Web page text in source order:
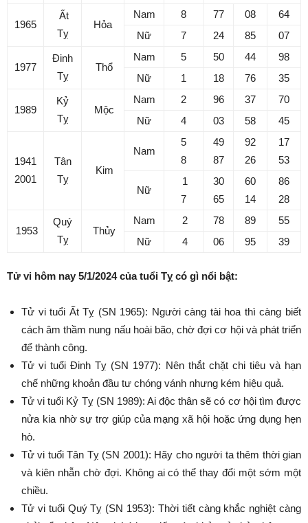
1965
Ất
Tỵ
Hỏa
Nam 8 77 08
64
Nữ
7 24 85 07
1977
Đinh
Tỵ
Thổ
Nam 5 50 44
98
Nữ
1 18 76 35
1989
Kỷ
Tỵ
Mộc
Nam 2 96 37
70
Nữ
4 03 58 45
1941
2001
Tân
Tỵ
Kim
Nam
5
8
49
87
92
26
17
53
Nữ
1
7
30
65
60
14
86
28
1953
Quý
Tỵ
Thủy
Nam 2 78 89
55
Nữ
4 06 95 39
Tử vi hôm nay 5/1/2024 của tuổi Tỵ có gì nổi bật:
Tử vi tuổi Ất Tỵ (SN 1965): Người càng tài hoa thì càng biết
cách âm thầm nung nấu hoài bão, chờ đợi cơ hội và phát triển
để thành công.
Tử vi tuổi Đinh Tỵ (SN 1977): Nên thắt chặt chi tiêu và hạn
chế những khoản đầu tư chóng vánh nhưng kém hiệu quả.
Tử vi tuổi Kỷ Tỵ (SN 1989): Ai độc thân sẽ có cơ hội tìm được
nửa kia nhờ sự trợ giúp của mạng xã hội hoặc ứng dụng hẹn
hò.
Tử vi tuổi Tân Tỵ (SN 2001): Hãy cho người ta thêm thời gian
và kiên nhẫn chờ đợi. Không ai có thể thay đổi một sớm một
chiều.
Tử vi tuổi Quý Tỵ (SN 1953): Thời tiết càng khắc nghiệt càng